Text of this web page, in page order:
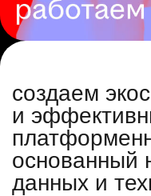
создаем
и
основанный
данных и